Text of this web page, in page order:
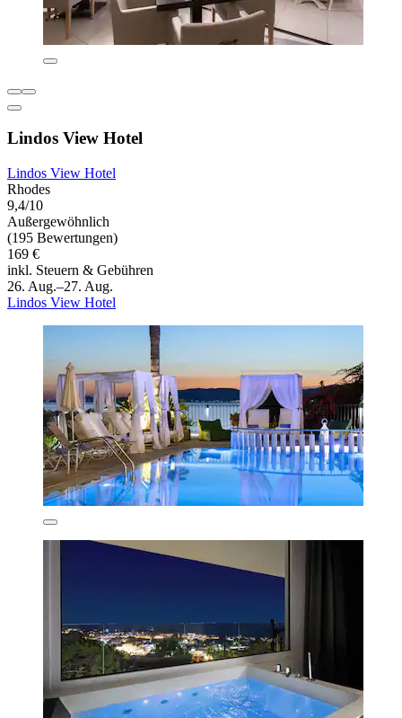
Lindos View Hotel
Lindos View Hotel
Rhodes
9,4/10
Außergewöhnlich
(195 Bewertungen)
169 €
inkl. Steuern & Gebühren
26. Aug.–27. Aug.
Lindos View Hotel